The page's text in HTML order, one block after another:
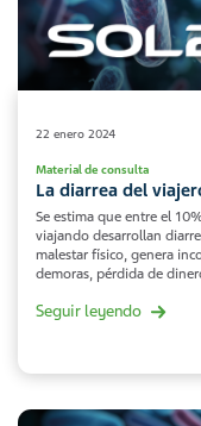
22 enero 2024
Material de consulta
La diarrea del
Se estima que entre el
viajando desarrollan
malestar físico, genera
demoras, pérdida de
Seguir leyendo